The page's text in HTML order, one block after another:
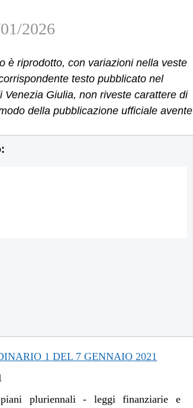
2026
è riprodotto, con variazioni nella veste
testo pubblicato nel
Giulia, non riveste carattere di
della pubblicazione ufficiale avente
1 DEL 7 GENNAIO 2021
pluriennali - leggi finanziarie e